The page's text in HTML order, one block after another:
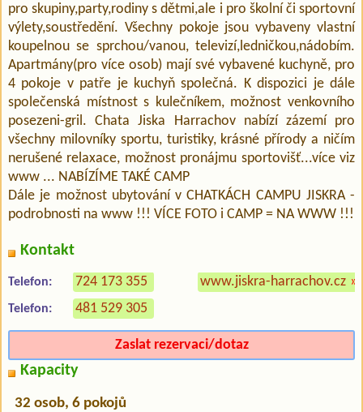
pro skupiny,party,rodiny s dětmi,ale i pro školní či sportovní
výlety,soustředění. Všechny pokoje jsou vybaveny vlastní
koupelnou se sprchou/vanou, televizí,ledničkou,nádobím.
Apartmány(pro více osob) mají své vybavené kuchyně, pro
4 pokoje v patře je kuchyň společná. K dispozici je dále
společenská místnost s kulečníkem, možnost venkovního
posezeni-gril. Chata Jiska Harrachov nabízí zázemí pro
všechny milovníky sportu, turistiky, krásné přírody a ničím
nerušené relaxace, možnost pronájmu sportovišť...více viz
www ... NABÍZÍME TAKÉ CAMP
Dále je možnost ubytování v CHATKÁCH CAMPU JISKRA -
podrobnosti na www !!! VÍCE FOTO i CAMP = NA WWW !!!
Kontakt
Telefon: 724 173 355
Telefon: 481 529 305
www.jiskra-harrachov.cz »
Zaslat rezervaci/dotaz
Kapacity
32 osob, 6 pokojů